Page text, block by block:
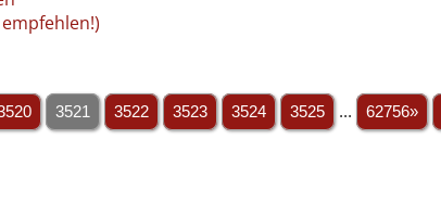
3521 3522 3523 3524 3525 ... 62756»